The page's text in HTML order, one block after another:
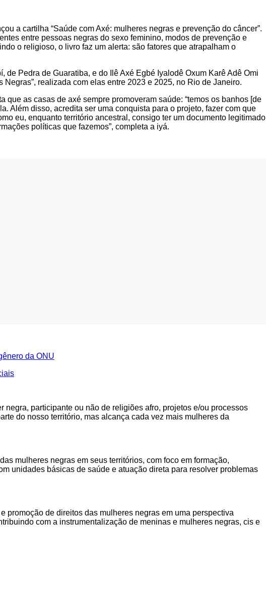
a cartilha “Saúde com Axé: mulheres negras e prevenção do câncer”.
entre pessoas negras do sexo feminino, modos de prevenção e
o religioso, o livro faz um alerta: são fatores que atrapalham o
Pedra de Guaratiba, e do Ilê Axé Egbé Iyalodê Oxum Karê Adê Omi
realizada com elas entre 2023 e 2025, no Rio de Janeiro.
as casas de axé sempre promoveram saúde: “temos os banhos [de
Além disso, acredita ser uma conquista para o projeto, fazer com que
eu, enquanto território ancestral, consigo ter um documento legitimado
políticas que fazemos”, completa a iyá.
da ONU
participante ou não de religiões afro, projetos e/ou processos
do nosso território, mas alcança cada vez mais mulheres da
mulheres negras em seus territórios, com foco em formação,
unidades básicas de saúde e atuação direta para resolver problemas
promoção de direitos das mulheres negras em uma perspectiva
com a instrumentalização de meninas e mulheres negras, cis e